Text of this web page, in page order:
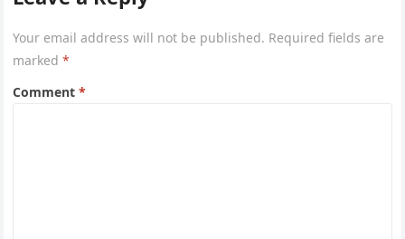
Your email address will not be published. Required fields are
marked*
Comment*